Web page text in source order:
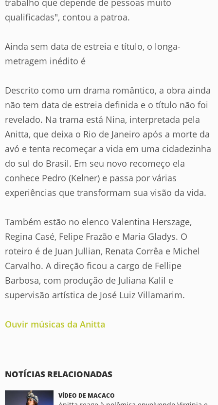
trabalho que depende de pessoas muito
qualificadas", contou a patroa.
Ainda sem data de estreia e título, o longa-
metragem inédito é
Descrito como um drama romântico, a obra ainda
não tem data de estreia definida e o título não foi
revelado. Na trama está Nina, interpretada pela
Anitta, que deixa o Rio de Janeiro após a morte da
avó e tenta recomeçar a vida em uma cidadezinha
do sul do Brasil. Em seu novo recomeço ela
conhece Pedro (Kelner) e passa por várias
experiências que transformam sua visão da vida.
Também estão no elenco Valentina Herszage,
Regina Casé, Felipe Frazão e Maria Gladys. O
roteiro é de Juan Jullian, Renata Corrêa e Michel
Carvalho. A direção ficou a cargo de Fellipe
Barbosa, com produção de Juliana Kalil e
supervisão artística de José Luiz Villamarim.
Ouvir músicas da Anitta
NOTÍCIAS RELACIONADAS
VÍDEO DE MACACO